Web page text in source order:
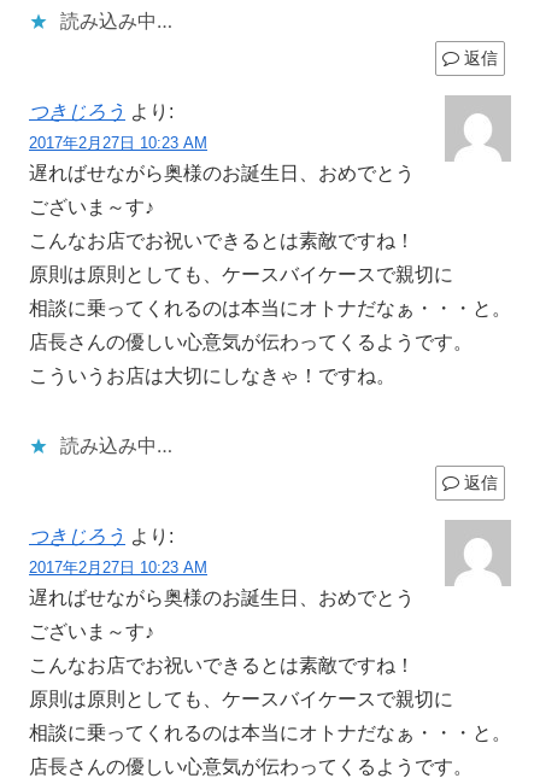
読み込み中…
返信
つきじろう より:
2017年2月27日 10:23 AM
遅ればせながら奥様のお誕生日、おめでとう
ございま～す♪
こんなお店でお祝いできるとは素敵ですね！
原則は原則としても、ケースバイケースで親切に
相談に乗ってくれるのは本当にオトナだなぁ・・・と。
店長さんの優しい心意気が伝わってくるようです。
こういうお店は大切にしなきゃ！ですね。
読み込み中…
返信
つきじろう より:
2017年2月27日 10:23 AM
遅ればせながら奥様のお誕生日、おめでとう
ございま～す♪
こんなお店でお祝いできるとは素敵ですね！
原則は原則としても、ケースバイケースで親切に
相談に乗ってくれるのは本当にオトナだなぁ・・・と。
店長さんの優しい心意気が伝わってくるようです。